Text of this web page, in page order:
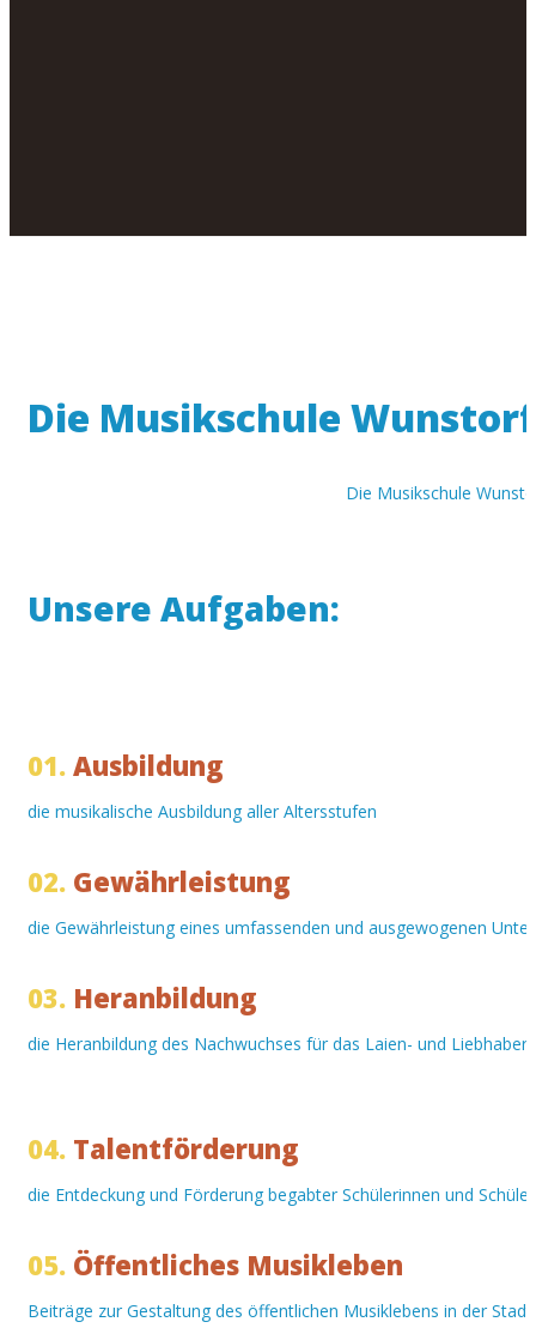
Die Musikschule
Die Musikschule
Unsere Aufgaben:
01. Ausbildung
die musikalische Ausbildung aller Altersstufen
02. Gewährleistung
die Gewährleistung eines umfassenden und ausgewogenen
03. Heranbildung
die Heranbildung des Nachwuchses für das Laien- und
04. Talentförderung
die Entdeckung und Förderung begabter Schülerinnen und
05. Öffentliches Musikleben
Beiträge zur Gestaltung des öffentlichen Musiklebens in der